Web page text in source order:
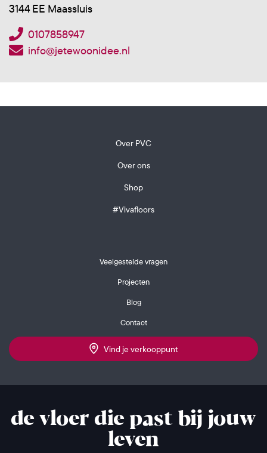
3144 EE Maassluis
0107858947
info@jetewoonidee.nl
Over PVC
Over ons
Shop
#Vivafloors
Veelgestelde vragen
Projecten
Blog
Contact
Vind je verkooppunt
de vloer die past bij jouw
leven